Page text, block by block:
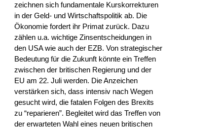
zeichnen sich fundamentale Kurskorrekturen
in der Geld- und Wirtschaftspolitik ab. Die
Ökonomie fordert ihr Primat zurück. Dazu
zählen u.a. wichtige Zinsentscheidungen in
den USA wie auch der EZB. Von strategischer
Bedeutung für die Zukunft könnte ein Treffen
zwischen der britischen Regierung und der
EU am 22. Juli werden. Die Anzeichen
verstärken sich, dass intensiv nach Wegen
gesucht wird, die fatalen Folgen des Brexits
zu “reparieren”. Begleitet wird das Treffen von
der erwarteten Wahl eines neuen britischen